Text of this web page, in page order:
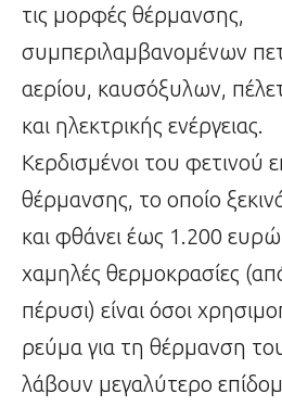
τις μορφές θέρμανσης,
συμπεριλαμβανομένων
αερίου, καυσόξυλων,
και ηλεκτρικής ενέργειας.
Κερδισμένοι του φετινού
θέρμανσης, το οποίο
και φθάνει έως 1.200
χαμηλές θερμοκρασίες
πέρυσι) είναι όσοι
ρεύμα για τη θέρμανση
λάβουν μεγαλύτερο